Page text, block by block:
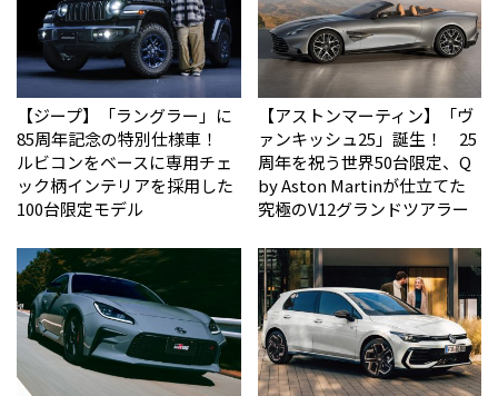
【ジープ】「ラングラー」に
85周年記念の特別仕様車！
ルビコンをベースに専用チェ
ック柄インテリアを採用した
100台限定モデル
【アストンマーティン】「ヴ
ァンキッシュ25」誕生！ 25
周年を祝う世界50台限定、Q
by Aston Martinが仕立てた
究極のV12グランドツアラー